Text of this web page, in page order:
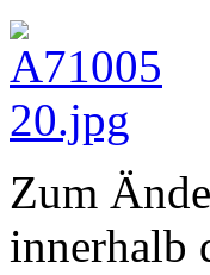
Zum
innerhalb